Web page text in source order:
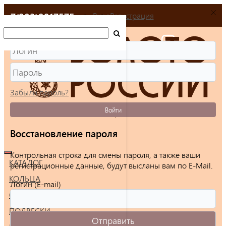
+7(903)9917575
КАТАЛОГ
КОЛЬЦА
СЕРЬГИ
ПОДВЕСКИ
ВходРегистрация
Забыли пароль?
Войти
Восстановление пароля
Контрольная строка для смены пароля, а также ваши
регистрационные данные, будут высланы вам по E-Mail.
Логин (E-mail)